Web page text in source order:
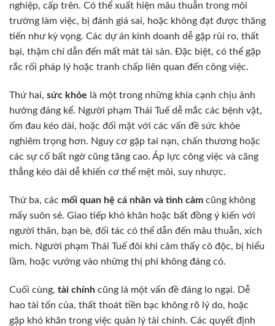
nghiệp, cấp trên. Có thể xuất hiện mâu thuẫn trong môi
trường làm việc, bị đánh giá sai, hoặc không đạt được thăng
tiến như kỳ vọng. Các dự án kinh doanh dễ gặp rủi ro, thất
bại, thậm chí dẫn đến mất mát tài sản. Đặc biệt, có thể gặp
rắc rối pháp lý hoặc tranh chấp liên quan đến công việc.
Thứ hai, sức khỏe là một trong những khía cạnh chịu ảnh
hưởng đáng kể. Người phạm Thái Tuế dễ mắc các bệnh vặt,
ốm đau kéo dài, hoặc đối mặt với các vấn đề sức khỏe
nghiêm trọng hơn. Nguy cơ gặp tai nạn, chấn thương hoặc
các sự cố bất ngờ cũng tăng cao. Áp lực công việc và căng
thẳng kéo dài dễ khiến cơ thể mệt mỏi, suy nhược.
Thứ ba, các mối quan hệ cá nhân và tình cảm cũng không
mấy suôn sẻ. Giao tiếp khó khăn hoặc bất đồng ý kiến với
người thân, bạn bè, đối tác có thể dẫn đến mâu thuẫn, xích
mích. Người phạm Thái Tuế đôi khi cảm thấy cô độc, bị hiểu
lầm, hoặc vướng vào những thị phi không đáng có.
Cuối cùng, tài chính cũng là một vấn đề đáng lo ngại. Dễ
hao tài tốn của, thất thoát tiền bạc không rõ lý do, hoặc
gặp khó khăn trong việc quản lý tài chính. Các quyết định